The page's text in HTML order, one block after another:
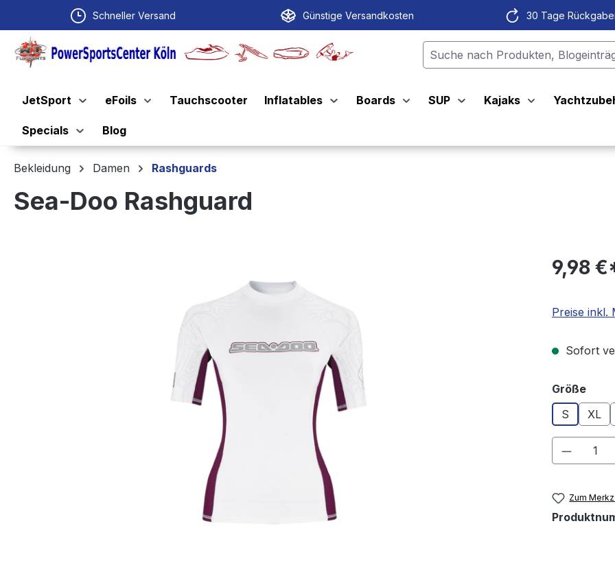
Zur Hauptnavigation springen
Schneller Versand Günstige Versandkosten 30 Tage
JetSport eFoils Tauchscooter Inflatables Boards SUP Kajaks
Specials Blog
Bekleidung Damen Rashguards
Sea-Doo Rashguard
9,98
Preise inkl.
Sofort
Größe
S
XL
Zum